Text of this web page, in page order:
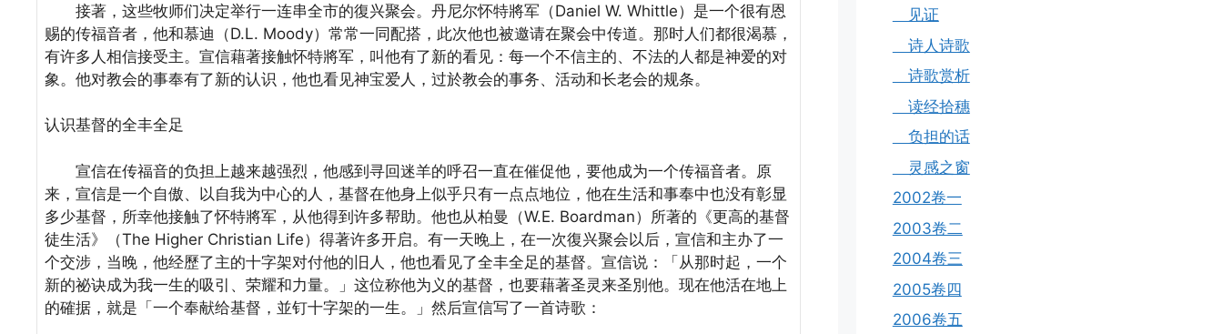
接著，这些牧师们决定举行一连串全市的復兴聚会。丹尼尔怀特將军（Daniel W. Whittle）是一个很有恩
赐的传福音者，他和慕迪（D.L. Moody）常常一同配搭，此次他也被邀请在聚会中传道。那时人们都很渴慕，
有许多人相信接受主。宣信藉著接触怀特將军，叫他有了新的看见：每一个不信主的、不法的人都是神爱的对
象。他对教会的事奉有了新的认识，他也看见神宝爱人，过於教会的事务、活动和长老会的规条。
认识基督的全丰全足
宣信在传福音的负担上越来越强烈，他感到寻回迷羊的呼召一直在催促他，要他成为一个传福音者。原
来，宣信是一个自傲、以自我为中心的人，基督在他身上似乎只有一点点地位，他在生活和事奉中也没有彰显
多少基督，所幸他接触了怀特將军，从他得到许多帮助。他也从柏曼（W.E. Boardman）所著的《更高的基督
徒生活》（The Higher Christian Life）得著许多开启。有一天晚上，在一次復兴聚会以后，宣信和主办了一
个交涉，当晚，他经歷了主的十字架对付他的旧人，他也看见了全丰全足的基督。宣信说：「从那时起，一个
新的祕诀成为我一生的吸引、荣耀和力量。」这位称他为义的基督，也要藉著圣灵来圣別他。现在他活在地上
的確据，就是「一个奉献给基督，並钉十字架的一生。」然后宣信写了一首诗歌：
见证
诗人诗歌
诗歌赏析
读经拾穗
负担的话
灵感之窗
2002卷一
2003卷二
2004卷三
2005卷四
2006卷五